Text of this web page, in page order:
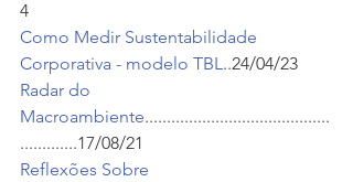
4
Como Medir Sustentabilidade
Corporativa - modelo TBL..24/04/23
Radar do
Macroambiente..........................................
.............17/08/21
Reflexões Sobre